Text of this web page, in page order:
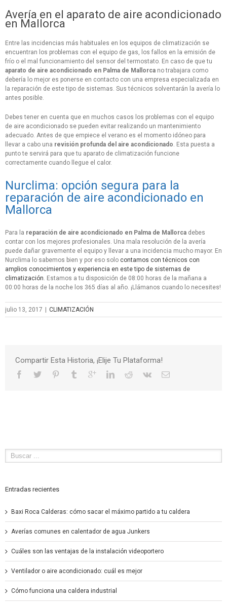
Avería en el aparato de aire acondicionado
en Mallorca
Entre las incidencias más habituales en los equipos de climatización se
encuentran los problemas con el equipo de gas, los fallos en la emisión de
frío o el mal funcionamiento del sensor del termostato. En caso de que tu
aparato de aire acondicionado en Palma de Mallorca no trabajara como
debería lo mejor es ponerse en contacto con una empresa especializada en
la reparación de este tipo de sistemas. Sus técnicos solventarán la avería lo
antes posible.
Debes tener en cuenta que en muchos casos los problemas con el equipo
de aire acondicionado se pueden evitar realizando un mantenimiento
adecuado. Antes de que empiece el verano es el momento idóneo para
llevar a cabo una revisión profunda del aire acondicionado. Esta puesta a
punto te servirá para que tu aparato de climatización funcione
correctamente cuando llegue el calor.
Nurclima: opción segura para la
reparación de aire acondicionado en
Mallorca
Para la reparación de aire acondicionado en Palma de Mallorca debes
contar con los mejores profesionales. Una mala resolución de la avería
puede dañar gravemente el equipo y llevar a una incidencia mucho mayor. En
Nurclima lo sabemos bien y por eso solo contamos con técnicos con
amplios conocimientos y experiencia en este tipo de sistemas de
climatización. Estamos a tu disposición de 08:00 horas de la mañana a
00:00 horas de la noche los 365 días al año. ¡Llámanos cuando lo necesites!
julio 13, 2017 CLIMATIZACIÓN
Compartir Esta Historia, ¡Elije Tu Plataforma!
Entradas recientes
Baxi Roca Calderas: cómo sacar el máximo partido a tu caldera
Averías comunes en calentador de agua Junkers
Cuáles son las ventajas de la instalación videoportero
Ventilador o aire acondicionado: cuál es mejor
Cómo funciona una caldera industrial